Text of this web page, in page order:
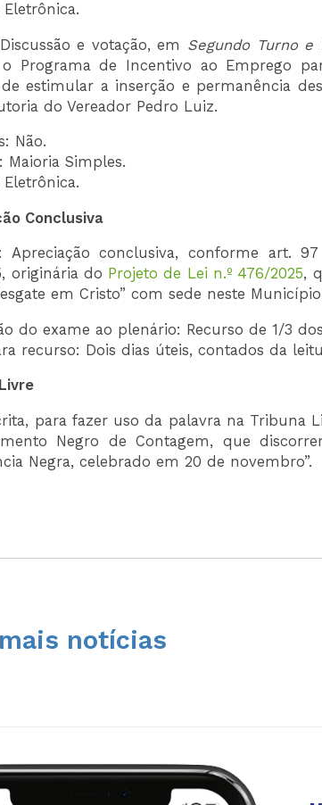
Eletrônica.
e votação, em Segundo Turno e
o Programa de Incentivo ao Emprego
estimular a inserção e permanência
do Vereador Pedro Luiz.
Não.
Maioria Simples.
Eletrônica.
Conclusiva
: Apreciação conclusiva, conforme art.
originária do Projeto de Lei n.º 476/2025,
em Cristo” com sede neste
do exame ao plenário: Recurso de 1/3
recurso: Dois dias úteis, contados da
para fazer uso da palavra na Tribuna
Negro de Contagem, que
Negra, celebrado em 20 de novembro”.
notícias